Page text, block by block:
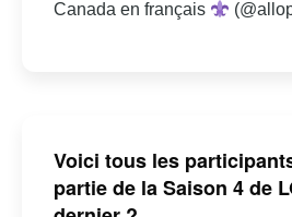
Canada en français
Voici tous les
partie de la Saison 4 de